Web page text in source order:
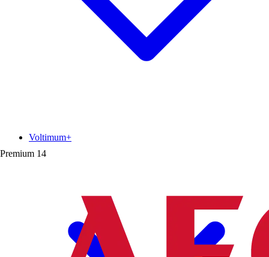
Premium 14
Voltimum+